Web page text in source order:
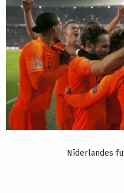
Nīderlandes